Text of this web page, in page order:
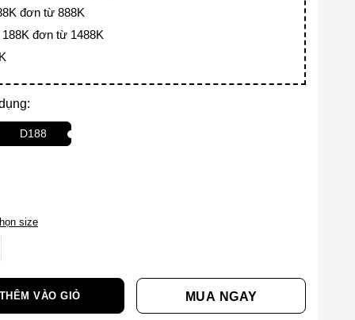
đơn từ 888K
đơn từ 1488K
D188
size
VÀO GIỎ MUA NGAY